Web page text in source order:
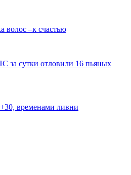
волос –к счастью
за сутки отловили 16 пьяных
временами ливни